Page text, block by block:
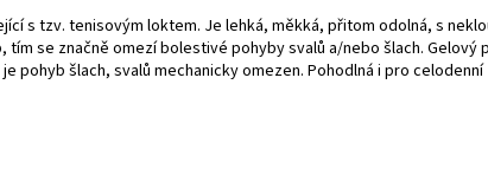
s tzv. tenisovým loktem. Je lehká, měkká, přitom odolná, s
se značně omezí bolestivé pohyby svalů a/nebo šlach. Gelový
pohyb šlach, svalů mechanicky omezen. Pohodlná i pro celodenní